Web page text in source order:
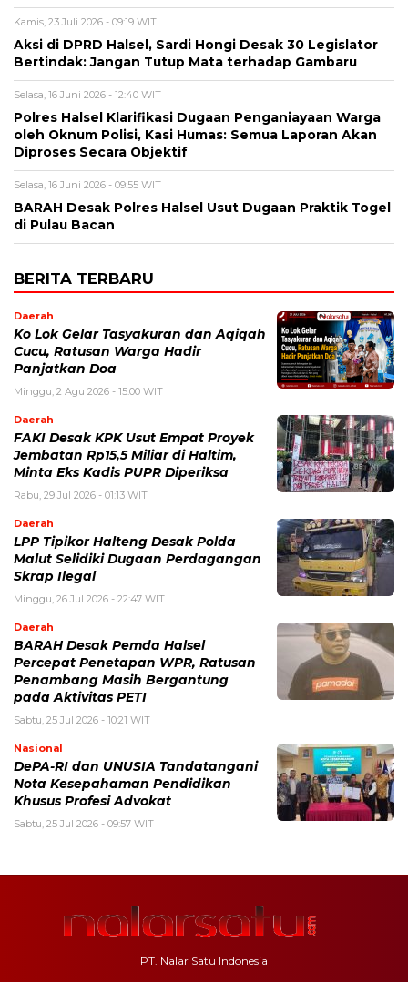
Kamis, 23 Juli 2026 - 09:19 WIT
Aksi di DPRD Halsel, Sardi Hongi Desak 30 Legislator
Bertindak: Jangan Tutup Mata terhadap Gambaru
Selasa, 16 Juni 2026 - 12:40 WIT
Polres Halsel Klarifikasi Dugaan Penganiayaan Warga
oleh Oknum Polisi, Kasi Humas: Semua Laporan Akan
Diproses Secara Objektif
Selasa, 16 Juni 2026 - 09:55 WIT
BARAH Desak Polres Halsel Usut Dugaan Praktik Togel
di Pulau Bacan
BERITA TERBARU
Daerah
Ko Lok Gelar Tasyakuran dan Aqiqah
Cucu, Ratusan Warga Hadir
Panjatkan Doa
Minggu, 2 Agu 2026 - 15:00 WIT
Daerah
FAKI Desak KPK Usut Empat Proyek
Jembatan Rp15,5 Miliar di Haltim,
Minta Eks Kadis PUPR Diperiksa
Rabu, 29 Jul 2026 - 01:13 WIT
Daerah
LPP Tipikor Halteng Desak Polda
Malut Selidiki Dugaan Perdagangan
Skrap Ilegal
Minggu, 26 Jul 2026 - 22:47 WIT
Daerah
BARAH Desak Pemda Halsel
Percepat Penetapan WPR, Ratusan
Penambang Masih Bergantung
pada Aktivitas PETI
Sabtu, 25 Jul 2026 - 10:21 WIT
Nasional
DePA-RI dan UNUSIA Tandatangani
Nota Kesepahaman Pendidikan
Khusus Profesi Advokat
Sabtu, 25 Jul 2026 - 09:57 WIT
PT. Nalar Satu Indonesia